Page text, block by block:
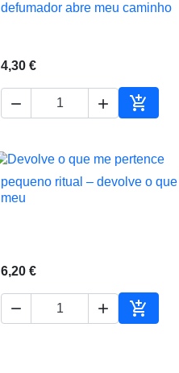
 Vista rápida
defumador abre meu caminho
4,30 €
  
 Vista rápida
pequeno ritual – devolve o
meu
6,20 €
  